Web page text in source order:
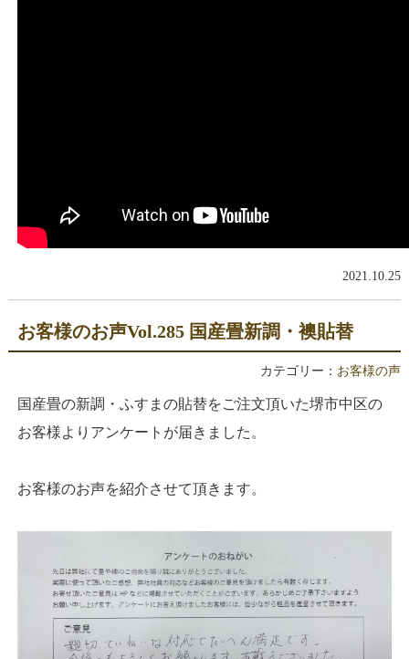
2021.10.25
お客様のお声Vol.285 国産畳新調・襖貼替
カテゴリー： お客様の声
国産畳の新調・ふすまの貼替をご注文頂いた堺市中区の
お客様よりアンケートが届きました。
お客様のお声を紹介させて頂きます。